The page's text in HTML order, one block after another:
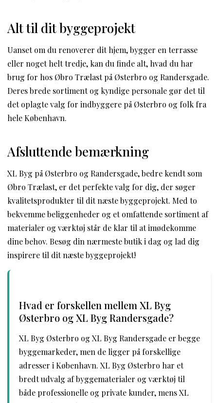
Alt til dit byggeprojekt
Uanset om du renoverer dit hjem, bygger en terrasse
eller noget helt tredje, kan du finde alt, hvad du har
brug for hos Øbro Trælast på Østerbro og Randersgade.
Deres brede sortiment og kyndige personale gør det til
det oplagte valg for indbyggere på Østerbro og folk fra
hele København.
Afsluttende bemærkning
XL Byg på Østerbro og Randersgade, bedre kendt som
Øbro Trælast, er det perfekte valg for dig, der søger
kvalitetsprodukter til dit næste byggeprojekt. Med to
bekvemme beliggenheder og et omfattende sortiment af
materialer og værktøj står de klar til at imødekomme
dine behov. Besøg din nærmeste butik i dag og lad dig
inspirere til dit næste byggeprojekt!
Hvad er forskellen mellem XL Byg
Østerbro og XL Byg Randersgade?
XL Byg Østerbro og XL Byg Randersgade er begge
byggemarkeder, men de ligger på forskellige
adresser i København. XL Byg Østerbro har et
bredt udvalg af byggematerialer og værktøj til
både professionelle og private kunder, mens XL